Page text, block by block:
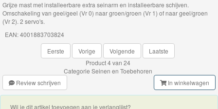
Thomas
de
trein
Thomas
Adventures
Grijze mast met installeerbare extra seinarm en installeerbare schijven.
Omschakeling van geel/geel (Vr 0) naar groen/groen (Vr 1) of naar geel/groen
(Vr 2). 2 servo's.
EAN: 4001883703824
Eerste
Vorige Volgende
Laatste
Product 4 van 24
Categorie Seinen en Toebehoren
Review schrijven
In winkelwagen
Wil je dit artikel toevoegen aan je verlanglijst?